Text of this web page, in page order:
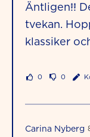
Äntligen!!
tvekan.
klassiker
0 0
Carina Nyberg